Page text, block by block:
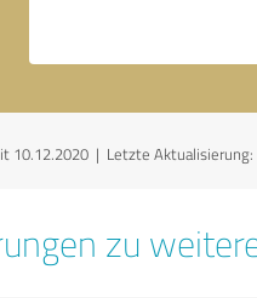
10.12.2020 | Letzte
zu